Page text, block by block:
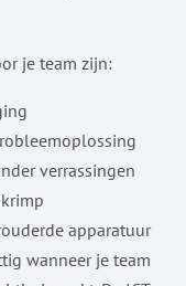
je team zijn:
verrassingen
apparatuur
wanneer je team